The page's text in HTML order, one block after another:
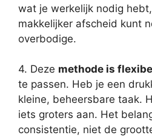
wat je werkelijk nodig
makkelijker afscheid kunt
overbodige.
4. Deze methode is
te passen. Heb je een
kleine, beheersbare taak.
iets groters aan. Het
consistentie, niet de